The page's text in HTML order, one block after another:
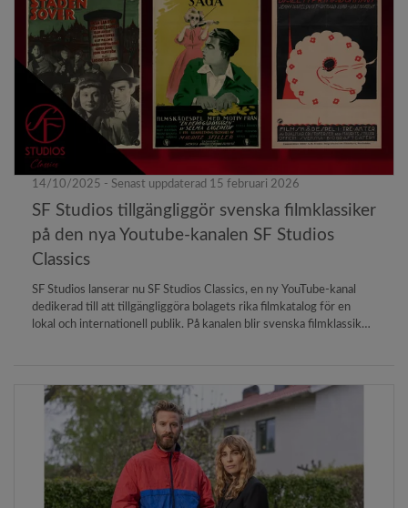
14/10/2025 - Senast uppdaterad 15 februari 2026
SF Studios tillgängliggör svenska filmklassiker
på den nya Youtube-kanalen SF Studios
Classics
SF Studios lanserar nu SF Studios Classics, en ny YouTube-kanal
dedikerad till att tillgängliggöra bolagets rika filmkatalog för en
lokal och internationell publik. På kanalen blir svenska filmklassiker